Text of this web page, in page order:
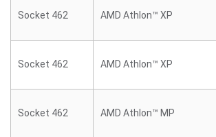
Socket 462 AMD Athlon™ XP
Socket 462 AMD Athlon™ XP
Socket 462 AMD Athlon™ MP